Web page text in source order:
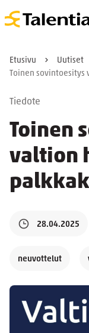
Etusivu
Uutiset
Toinen
Tiedote
Toinen
valtion
28.04.2025
neuvottelut